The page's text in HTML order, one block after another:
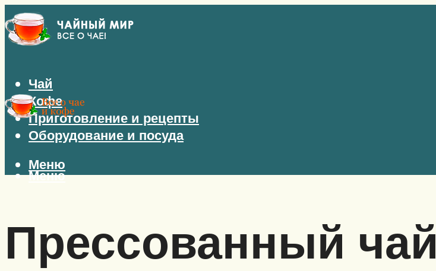
Чай
Кофе
Приготовление и рецепты
Оборудование и посуда
Меню
Меню
Прессованный чай